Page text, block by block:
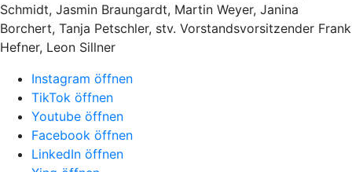
Schmidt, Jasmin Braungardt, Martin Weyer, Janina
Borchert, Tanja Petschler, stv. Vorstandsvorsitzender Frank
Hefner, Leon Sillner
Instagram öffnen
TikTok öffnen
Youtube öffnen
Facebook öffnen
LinkedIn öffnen